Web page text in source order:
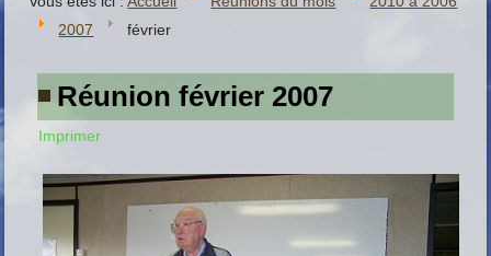
2007
février
Réunion février 2007
Imprimer